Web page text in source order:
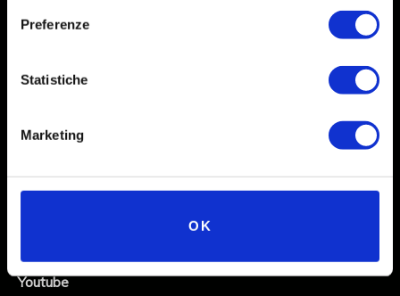
Preferenze
Statistiche
Marketing
OK
Instagram
Facebook
Youtube